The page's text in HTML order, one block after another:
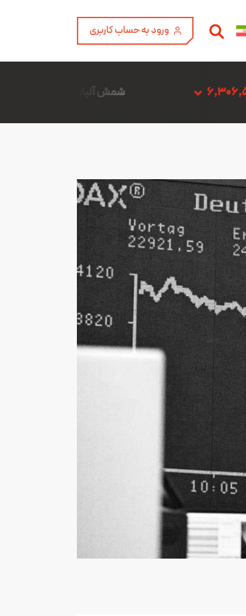
ورود به حساب کاربری
شمش آلیاژ ADC12 فن آوری آمیتیس آلومینیوم گلپایگان